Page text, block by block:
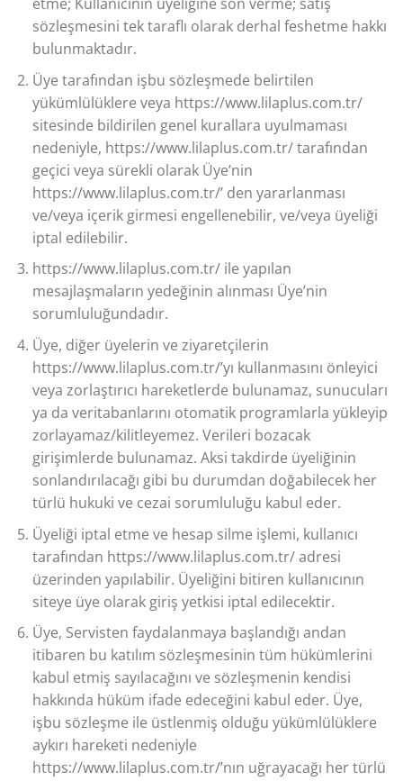
sözleşmesini tek taraflı olarak derhal feshetme hakkı
bulunmaktadır.
Üye tarafından işbu sözleşmede belirtilen
yükümlülüklere veya https://www.lilaplus.com.tr/
sitesinde bildirilen genel kurallara uyulmaması
nedeniyle, https://www.lilaplus.com.tr/ tarafından
geçici veya sürekli olarak Üye’nin
https://www.lilaplus.com.tr/’ den yararlanması
ve/veya içerik girmesi engellenebilir, ve/veya üyeliği
iptal edilebilir.
https://www.lilaplus.com.tr/ ile yapılan
mesajlaşmaların yedeğinin alınması Üye’nin
sorumluluğundadır.
Üye, diğer üyelerin ve ziyaretçilerin
https://www.lilaplus.com.tr/’yı kullanmasını önleyici
veya zorlaştırıcı hareketlerde bulunamaz, sunucuları
ya da veritabanlarını otomatik programlarla yükleyip
zorlayamaz/kilitleyemez. Verileri bozacak
girişimlerde bulunamaz. Aksi takdirde üyeliğinin
sonlandırılacağı gibi bu durumdan doğabilecek her
türlü hukuki ve cezai sorumluluğu kabul eder.
Üyeliği iptal etme ve hesap silme işlemi, kullanıcı
tarafından https://www.lilaplus.com.tr/ adresi
üzerinden yapılabilir. Üyeliğini bitiren kullanıcının
siteye üye olarak giriş yetkisi iptal edilecektir.
Üye, Servisten faydalanmaya başlandığı andan
itibaren bu katılım sözleşmesinin tüm hükümlerini
kabul etmiş sayılacağını ve sözleşmenin kendisi
hakkında hüküm ifade edeceğini kabul eder. Üye,
işbu sözleşme ile üstlenmiş olduğu yükümlülüklere
aykırı hareketi nedeniyle
https://www.lilaplus.com.tr/’nın uğrayacağı her türlü